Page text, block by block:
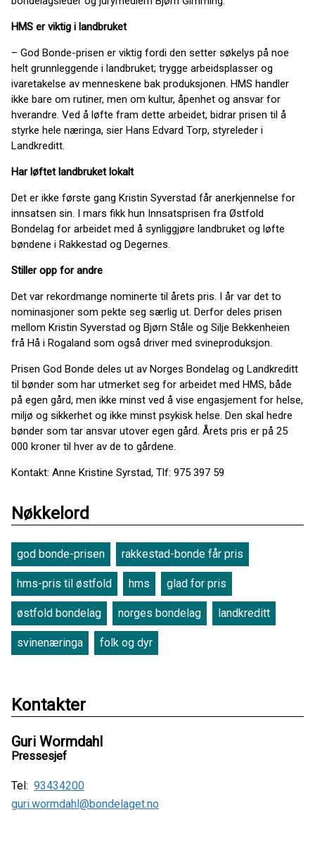
HMS er viktig i landbruket
– God Bonde-prisen er viktig fordi den setter søkelys på noe
helt grunnleggende i landbruket; trygge arbeidsplasser og
ivaretakelse av menneskene bak produksjonen. HMS handler
ikke bare om rutiner, men om kultur, åpenhet og ansvar for
hverandre. Ved å løfte fram dette arbeidet, bidrar prisen til å
styrke hele næringa, sier Hans Edvard Torp, styreleder i
Landkreditt.
Har løftet landbruket lokalt
Det er ikke første gang Kristin Syverstad får anerkjennelse for
innsatsen sin. I mars fikk hun Innsatsprisen fra Østfold
Bondelag for arbeidet med å synliggjøre landbruket og løfte
bøndene i Rakkestad og Degernes.
Stiller opp for andre
Det var rekordmange nominerte til årets pris. I år var det to
nominasjoner som pekte seg særlig ut. Derfor deles prisen
mellom Kristin Syverstad og Bjørn Ståle og Silje Bekkenheien
frå Hå i Rogaland som også driver med svineproduksjon.
Prisen God Bonde deles ut av Norges Bondelag og Landkreditt
til bønder som har utmerket seg for arbeidet med HMS, både
på egen gård, men ikke minst ved å vise engasjement for helse,
miljø og sikkerhet og ikke minst psykisk helse. Den skal hedre
bønder som tar ansvar utover egen gård. Årets pris er på 25
000 kroner til hver av de to gårdene.
Kontakt: Anne Kristine Syrstad, Tlf: 975 397 59
Nøkkelord
god bonde-prisen rakkestad-bonde får pris
hms-pris til østfold hms glad for pris
østfold bondelag norges bondelag landkreditt
svinenæringa folk og dyr
Kontakter
Guri Wormdahl
Pressesjef
Tel: 93434200
guri.wormdahl@bondelaget.no